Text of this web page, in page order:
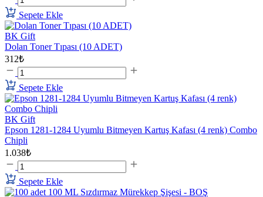
Sepete Ekle
BK Gift
Dolan Toner Tıpası (10 ADET)
312₺
Sepete Ekle
BK Gift
Epson 1281-1284 Uyumlu Bitmeyen Kartuş Kafası (4 renk) Combo
Chipli
1.038₺
Sepete Ekle